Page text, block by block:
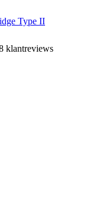
Type II
klantreviews